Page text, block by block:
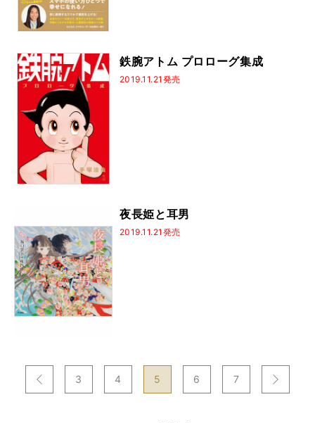
鉄腕アトム プロローグ集成
2019.11.21発売
夜長姫と耳男
2019.11.21発売
のページへ
3 4 5 6 7
次
のページへ